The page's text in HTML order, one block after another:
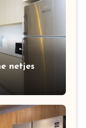
netjes